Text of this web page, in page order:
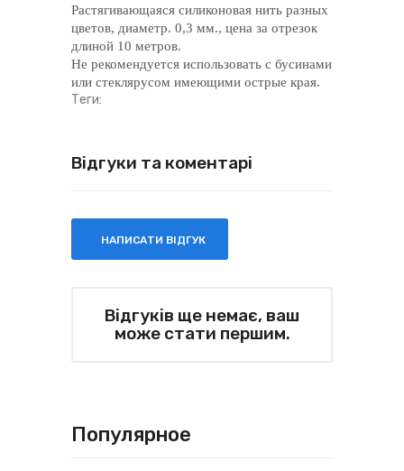
Растягивающаяся силиконовая нить разных
цветов, диаметр. 0,3 мм., цена за отрезок
длиной 10 метров.
Не рекомендуется использовать с бусинами
или стеклярусом имеющими острые края.
Теги:
Відгуки та коментарі
НАПИСАТИ ВІДГУК
Відгуків ще немає, ваш
може стати першим.
Популярное